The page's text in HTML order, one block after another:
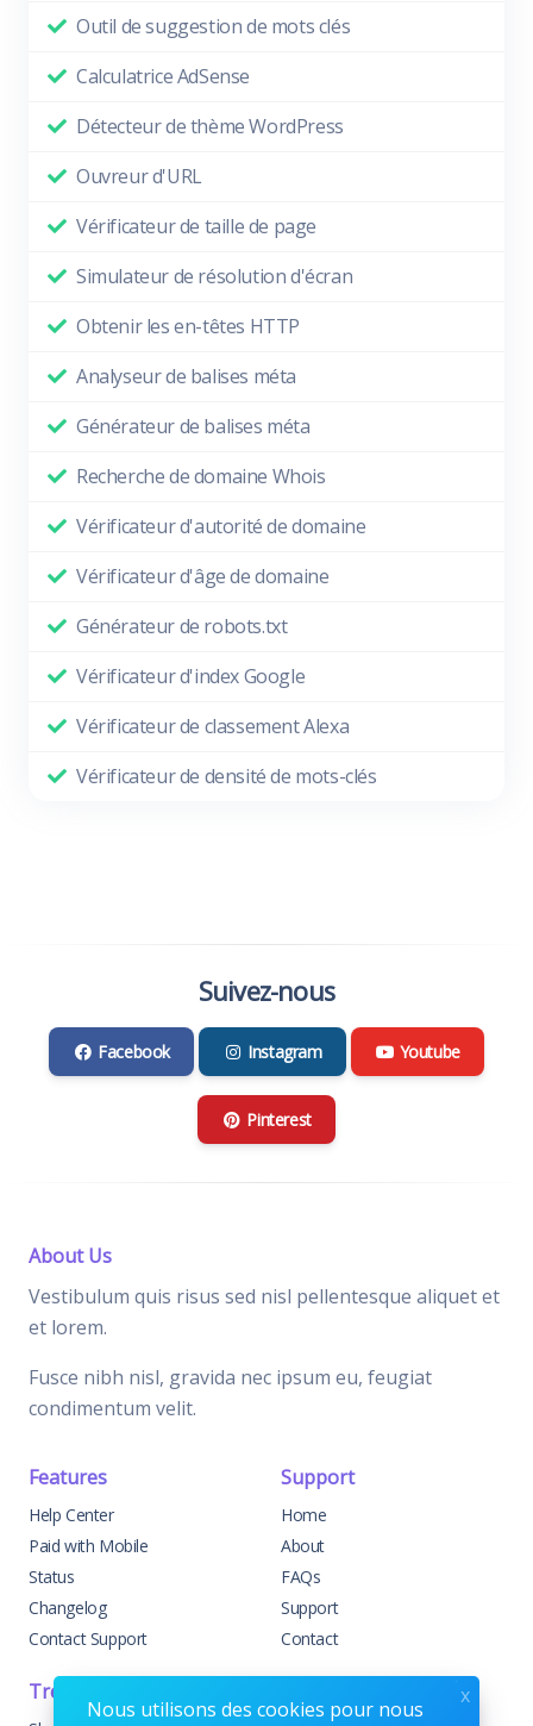
Outil de suggestion de mots clés
Calculatrice AdSense
Détecteur de thème WordPress
Ouvreur d'URL
Vérificateur de taille de page
Simulateur de résolution d'écran
Obtenir les en-têtes HTTP
Analyseur de balises méta
Générateur de balises méta
Recherche de domaine Whois
Vérificateur d'autorité de domaine
Vérificateur d'âge de domaine
Générateur de robots.txt
Vérificateur d'index Google
Vérificateur de classement Alexa
Vérificateur de densité de mots-clés
Suivez-nous
Facebook Instagram Youtube
Pinterest
About Us
Vestibulum quis risus sed nisl pellentesque aliquet et
et lorem.
Fusce nibh nisl, gravida nec ipsum eu, feugiat
condimentum velit.
Features
Help Center
Paid with Mobile
Status
Changelog
Contact Support
Support
Home
About
FAQs
Support
Contact
Trending
Nous utilisons des cookies pour nous
x